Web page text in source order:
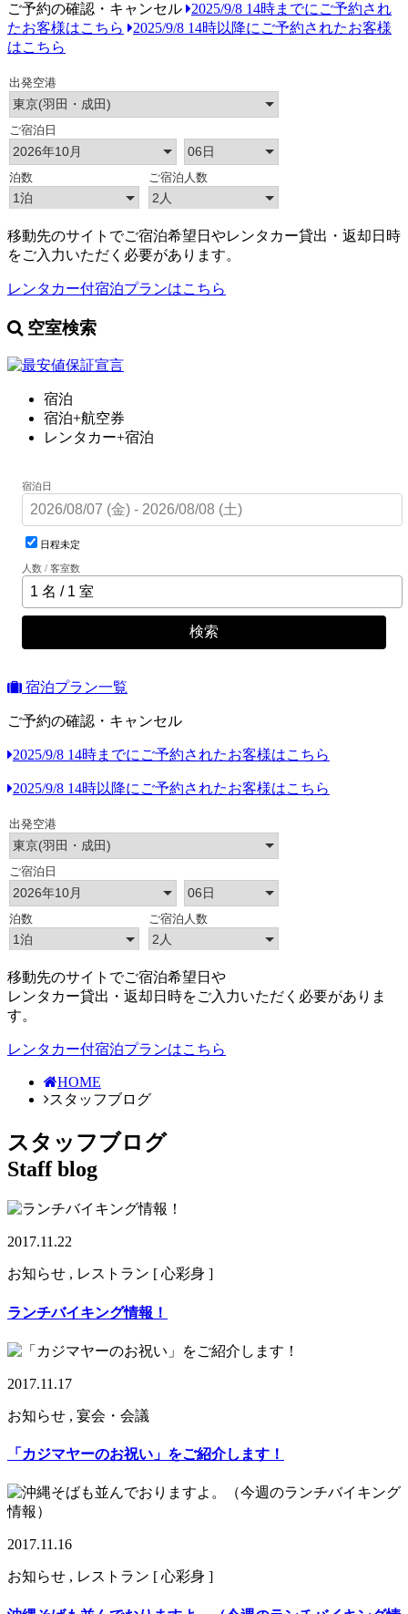
ご予約の確認・キャンセル
2025/9/8 14時までにご予約され
たお客様はこちら
2025/9/8 14時以降にご予約されたお客様
はこちら
移動先のサイトでご宿泊希望日やレンタカー貸出・返却日時
をご入力いただく必要があります。
レンタカー付宿泊プランはこちら
空室検索
宿泊
宿泊+航空券
レンタカー+宿泊
宿泊日
日程未定
人数 / 客室数
検索
宿泊プラン一覧
ご予約の確認・キャンセル
2025/9/8 14時までにご予約されたお客様はこちら
2025/9/8 14時以降にご予約されたお客様はこちら
移動先のサイトでご宿泊希望日や
レンタカー貸出・返却日時をご入力いただく必要がありま
す。
レンタカー付宿泊プランはこちら
HOME
スタッフブログ
スタッフブログ
Staff blog
2017.11.22
お知らせ , レストラン [ 心彩身 ]
ランチバイキング情報！
2017.11.17
お知らせ , 宴会・会議
「カジマヤーのお祝い」をご紹介します！
2017.11.16
お知らせ , レストラン [ 心彩身 ]